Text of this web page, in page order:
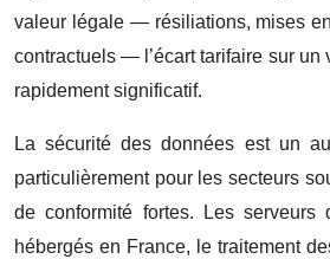
valeur légale — résiliations, mises
contractuels — l’écart tarifaire sur un
rapidement significatif.
La sécurité des données est un
particulièrement pour les secteurs
de conformité fortes. Les serveurs
hébergés en France, le traitement